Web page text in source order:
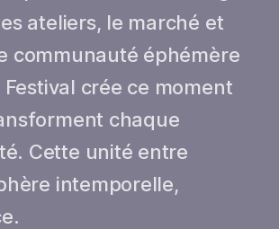
ateliers, le marché et
communauté éphémère
crée ce moment
chaque
Cette unité entre
intemporelle,